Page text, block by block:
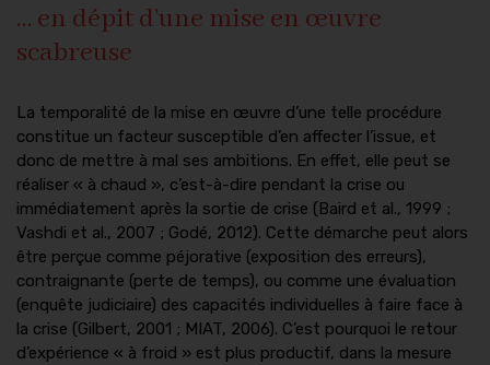
… en dépit d’une mise en œuvre
scabreuse
La temporalité de la mise en œuvre d’une telle procédure
constitue un facteur susceptible d’en affecter l’issue, et
donc de mettre à mal ses ambitions. En effet, elle peut se
réaliser « à chaud », c’est-à-dire pendant la crise ou
immédiatement après la sortie de crise (Baird et al., 1999 ;
Vashdi et al., 2007 ; Godé, 2012). Cette démarche peut alors
être perçue comme péjorative (exposition des erreurs),
contraignante (perte de temps), ou comme une évaluation
(enquête judiciaire) des capacités individuelles à faire face à
la crise (Gilbert, 2001 ; MIAT, 2006). C’est pourquoi le retour
d’expérience « à froid » est plus productif, dans la mesure